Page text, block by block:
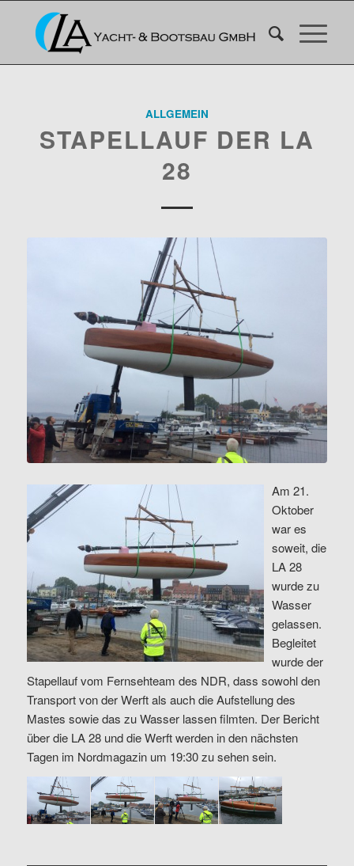
ALLGEMEIN
STAPELLAUF DER LA
28
Am 21.
Oktober
war es
soweit, die
LA 28
wurde zu
Wasser
gelassen.
Begleitet
wurde der
Stapellauf vom Fernsehteam des NDR, dass sowohl den
Transport von der Werft als auch die Aufstellung des
Mastes sowie das zu Wasser lassen filmten. Der Bericht
über die LA 28 und die Werft werden in den nächsten
Tagen im Nordmagazin um 19:30 zu sehen sein.